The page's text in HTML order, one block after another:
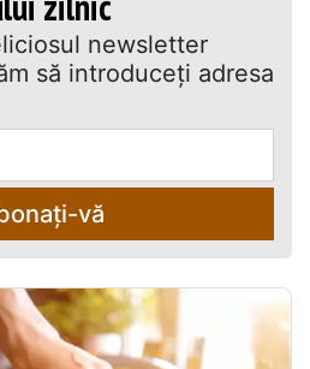
newsletter
să introduceţi adresa
vă